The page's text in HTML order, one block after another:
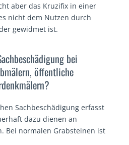
aber das Kruzifix in einer
nicht dem Nutzen durch
gewidmet ist.
bei
öffentliche
Sachbeschädigung erfasst
dazu dienen an
Bei normalen Grabsteinen ist